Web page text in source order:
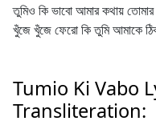
তুমিও কি ভাবো আমার কথায়
খুঁজে খুঁজে ফেরো কি তুমি আমাকে
Tumio Ki Vabo
Transliteration: